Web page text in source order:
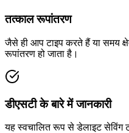
तत्काल रूपांतरण
जैसे ही आप टाइप करते हैं या समय
रूपांतरण हो जाता है।
डीएसटी के बारे में जानकारी
यह स्वचालित रूप से डेलाइट सेविंग